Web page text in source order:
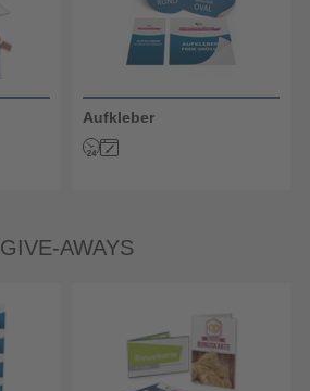
Aufkleber
GIVE-AWAYS